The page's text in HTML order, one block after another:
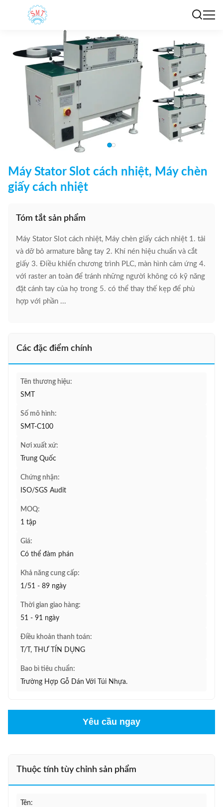
Máy Stator Slot cách nhiệt, Máy chèn
giấy cách nhiệt
Tóm tắt sản phẩm
Máy Stator Slot cách nhiệt, Máy chèn giấy cách nhiệt 1. tải
và dỡ bỏ armature bằng tay 2. Khí nén hiệu chuẩn và cắt
giấy 3. Điều khiển chương trình PLC, màn hình cảm ứng 4.
với raster an toàn để tránh những người không có kỹ năng
đặt cánh tay của họ trong 5. có thể thay thế kẹp để phù
hợp với phần ...
Các đặc điểm chính
Tên thương hiệu:
SMT
Số mô hình:
SMT-C100
Nơi xuất xứ:
Trung Quốc
Chứng nhận:
ISO/SGS Audit
MOQ:
1 tập
Giá:
Có thể đàm phán
Khả năng cung cấp:
1/51 - 89 ngày
Thời gian giao hàng:
51 - 91 ngày
Điều khoản thanh toán:
T/T, THƯ TÍN DỤNG
Bao bì tiêu chuẩn:
Trường Hợp Gỗ Dán Với Túi Nhựa.
Yêu cầu ngay
Thuộc tính tùy chỉnh sản phẩm
Tên: